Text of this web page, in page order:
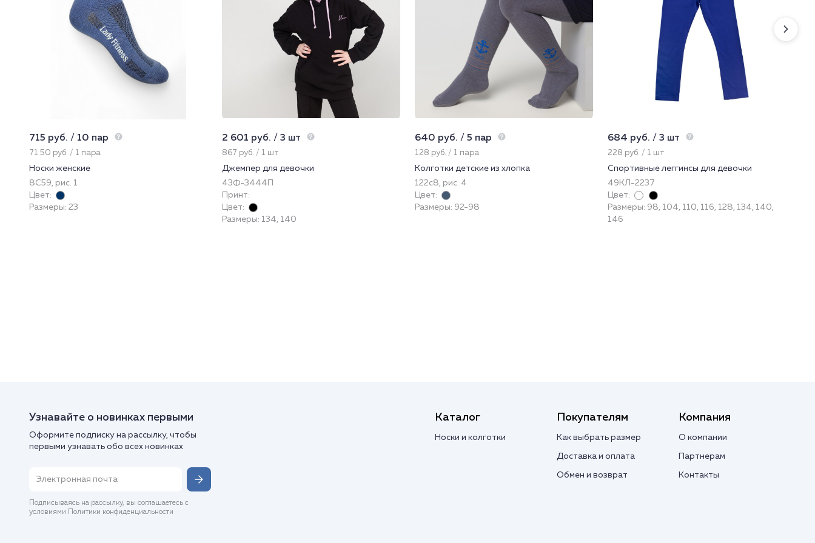
715 руб. / 10 пар
71.50 руб. / 1 пара
Носки женские
8С59, рис. 1
Цвет:
Размеры: 23
2 601 руб. / 3 шт
867 руб. / 1 шт
Джемпер для девочки
43Ф-3444П
Принт:
Цвет:
Размеры: 134, 140
640 руб. / 5 пар
128 руб. / 1 пара
Колготки детские из хлопка
122с8, рис. 4
Цвет:
Размеры: 92-98
684 руб. / 3 шт
228 руб. / 1 шт
Спортивные леггинсы для девочки
49КЛ-2237
Цвет:
Размеры: 98, 104, 110, 116, 128, 134, 140,
146
Узнавайте о новинках первыми
Оформите подписку на рассылку, чтобы
первыми узнавать обо всех новинках
Подписываясь на рассылку, вы соглашаетесь с
условиями Политики конфиденциальности
Каталог
Носки и колготки
Покупателям
Как выбрать размер
Доставка и оплата
Обмен и возврат
Компания
О компании
Партнерам
Контакты